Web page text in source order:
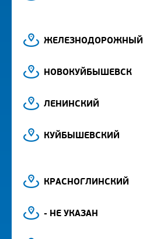
ЖЕЛЕЗНОДОРОЖНЫЙ
НОВОКУЙБЫШЕВСК
ЛЕНИНСКИЙ
КУЙБЫШЕВСКИЙ
КРАСНОГЛИНСКИЙ
- НЕ УКАЗАН